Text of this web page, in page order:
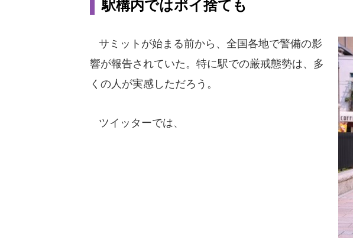
駅構内ではポイ捨ても
サミットが始まる前から、全国各地で警備の影
響が報告されていた。特に駅での厳戒態勢は、多
くの人が実感しただろう。
ツイッターでは、